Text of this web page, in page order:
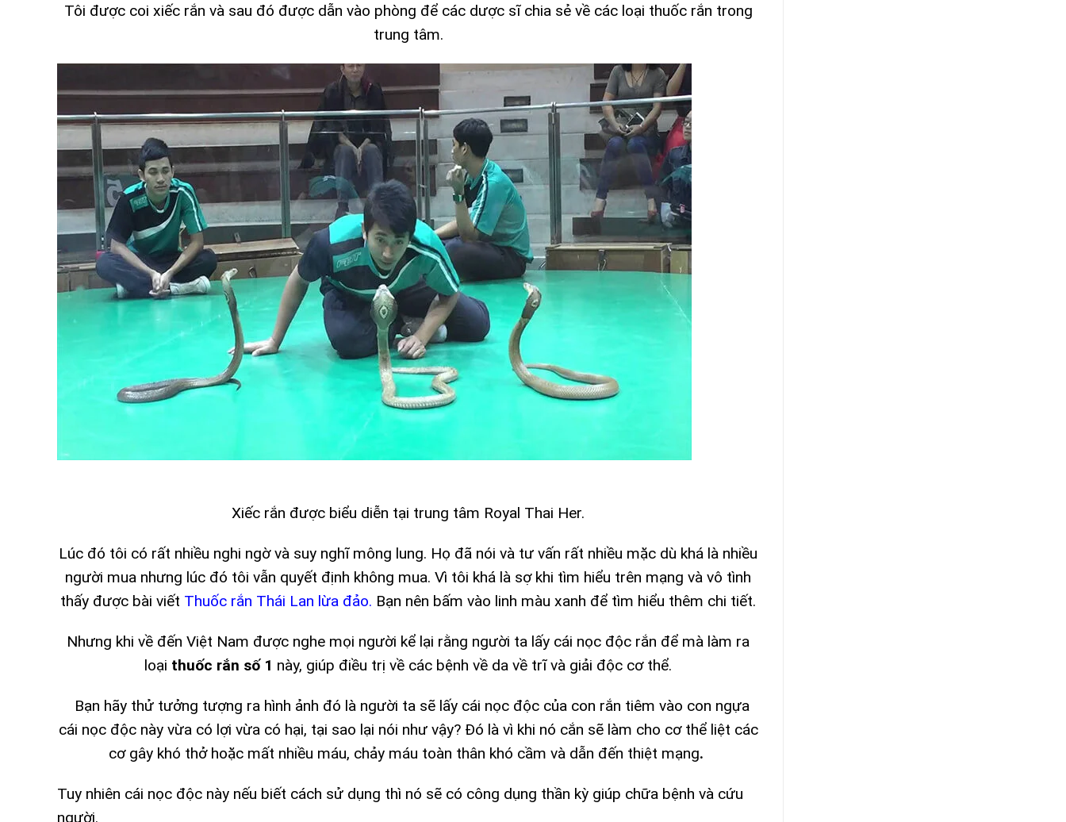
Tôi được coi xiếc rắn và sau đó được dẫn vào phòng để các dược sĩ chia sẻ về các loại thuốc rắn trong
trung tâm.
Xiếc rắn được biểu diễn tại trung tâm Royal Thai Her.
Lúc đó tôi có rất nhiều nghi ngờ và suy nghĩ mông lung. Họ đã nói và tư vấn rất nhiều mặc dù khá là nhiều
người mua nhưng lúc đó tôi vẫn quyết định không mua. Vì tôi khá là sợ khi tìm hiểu trên mạng và vô tình
thấy được bài viết Thuốc rắn Thái Lan lừa đảo. Bạn nên bấm vào linh màu xanh để tìm hiểu thêm chi tiết.
Nhưng khi về đến Việt Nam được nghe mọi người kể lại rằng người ta lấy cái nọc độc rắn để mà làm ra
loại thuốc rắn số 1 này, giúp điều trị về các bệnh về da về trĩ và giải độc cơ thể.
Bạn hãy thử tưởng tượng ra hình ảnh đó là người ta sẽ lấy cái nọc độc của con rắn tiêm vào con ngựa
cái nọc độc này vừa có lợi vừa có hại, tại sao lại nói như vậy? Đó là vì khi nó cắn sẽ làm cho cơ thể liệt các
cơ gây khó thở hoặc mất nhiều máu, chảy máu toàn thân khó cầm và dẫn đến thiệt mạng.
Tuy nhiên cái nọc độc này nếu biết cách sử dụng thì nó sẽ có công dụng thần kỳ giúp chữa bệnh và cứu
người.